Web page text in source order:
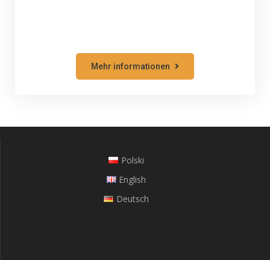
Mehr informationen
Polski
English
Deutsch